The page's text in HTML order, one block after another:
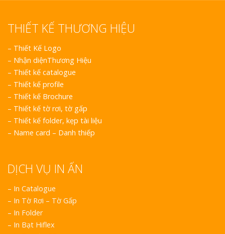
THIẾT KẾ THƯƠNG HIỆU
– Thiết Kế Logo
– Nhận diệnThương Hiệu
– Thiết kế catalogue
– Thiết kế profile
– Thiết kế Brochure
– Thiết kế tờ rơi, tờ gấp
– Thiết kế folder, kẹp tài liệu
– Name card – Danh thiếp
DỊCH VỤ IN ẤN
– In Catalogue
– In Tờ Rơi – Tờ Gấp
– In Folder
– In Bạt Hiflex